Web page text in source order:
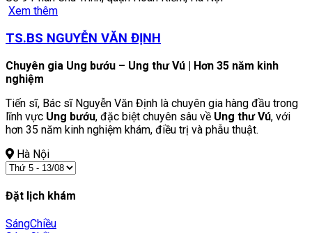
Xem thêm
TS.BS NGUYỄN VĂN ĐỊNH
Chuyên gia Ung bướu – Ung thư Vú | Hơn 35 năm kinh
nghiệm
Tiến sĩ, Bác sĩ Nguyễn Văn Định là chuyên gia hàng đầu trong
lĩnh vực Ung bướu, đặc biệt chuyên sâu về Ung thư Vú, với
hơn 35 năm kinh nghiệm khám, điều trị và phẫu thuật.
Hà Nội
Đặt lịch khám
SángChiều